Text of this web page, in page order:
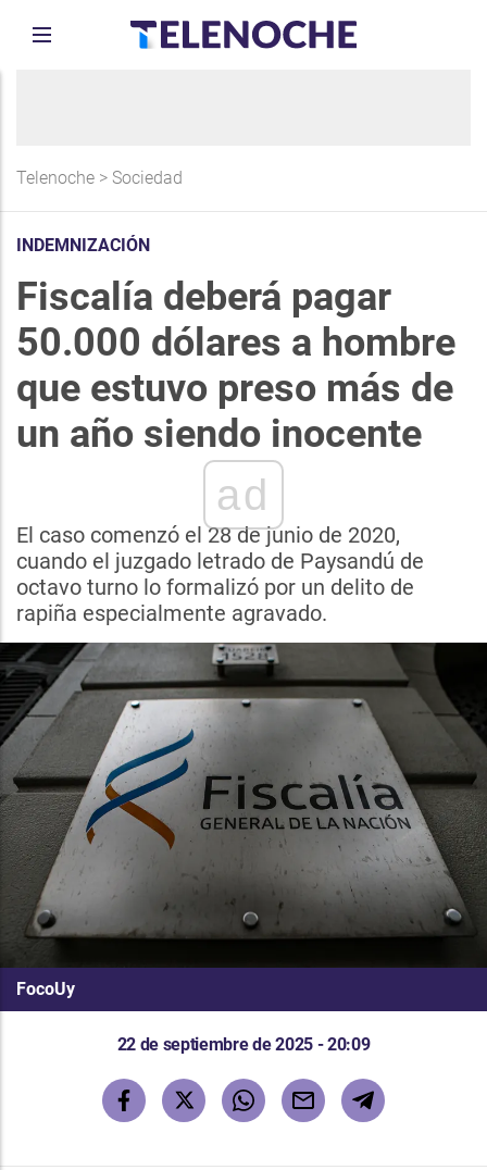
Telenoche > Sociedad
INDEMNIZACIÓN
Fiscalía deberá pagar
50.000 dólares a hombre
que estuvo preso más de
un año siendo inocente
ad
El caso comenzó el 28 de junio de 2020,
cuando el juzgado letrado de Paysandú de
octavo turno lo formalizó por un delito de
rapiña especialmente agravado.
FocoUy
22 de septiembre de 2025 - 20:09